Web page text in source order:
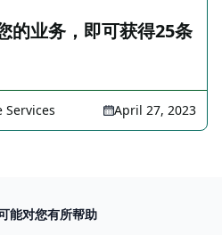
的业务，即可获得25条
Services April 27, 2023
能对您有所帮助